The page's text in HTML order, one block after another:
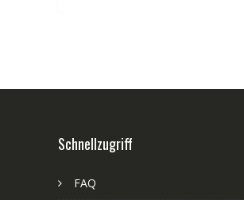
Schnellzugriff
FAQ